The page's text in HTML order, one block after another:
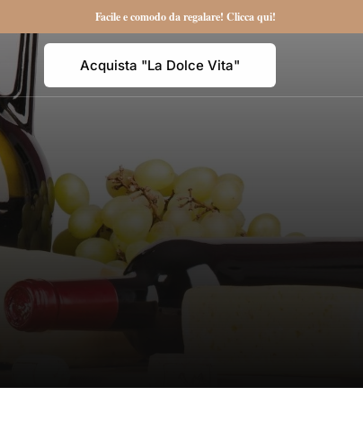
Facile e comodo da regalare! Clicca qui!
Acquista "La Dolce Vita"